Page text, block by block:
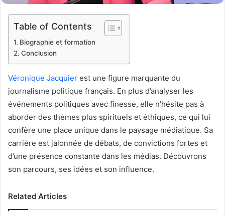
Table of Contents
Biographie et formation
Conclusion
Véronique Jacquier est une figure marquante du
journalisme politique français. En plus d’analyser les
événements politiques avec finesse, elle n’hésite pas à
aborder des thèmes plus spirituels et éthiques, ce qui lui
confère une place unique dans le paysage médiatique. Sa
carrière est jalonnée de débats, de convictions fortes et
d’une présence constante dans les médias. Découvrons
son parcours, ses idées et son influence.
Related Articles